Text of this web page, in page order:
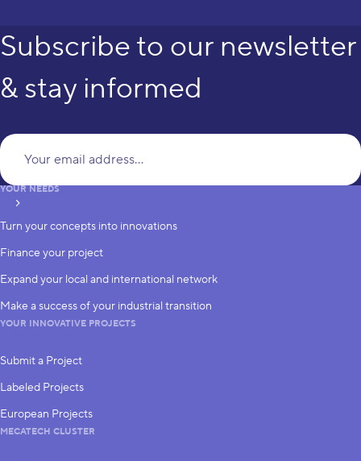
Subscribe to our newsletter
& stay informed
subscribe
YOUR NEEDS
Turn your concepts into innovations
Finance your project
Expand your local and international network
Make a success of your industrial transition
YOUR INNOVATIVE PROJECTS
Submit a Project
Labeled Projects
European Projects
MECATECH CLUSTER